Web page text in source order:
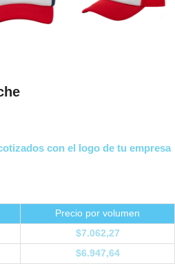
con el logo de tu empresa
Precio por volumen
$7.062,27
$6.947,64